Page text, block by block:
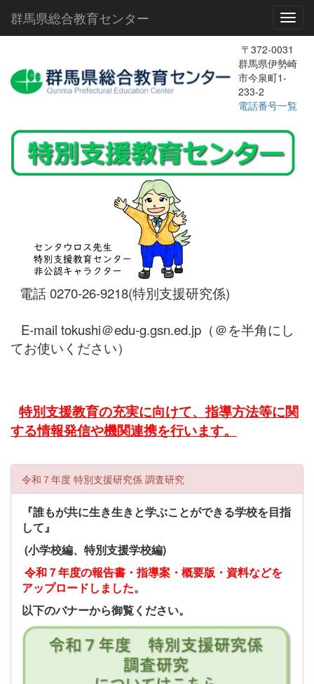
群馬県総合教育センター
〒372-0031
群馬県伊勢崎
市今泉町1-
233-2
電話番号一覧
電話 0270-26-9218(特別支援研究係)
E-mail tokushi＠edu-g.gsn.ed.jp（＠を半角にし
てお使いください）
特別支援教育の充実に向けて、指導方法等に関
する情報発信や機関連携を行います。
令和７年度 特別支援研究係 調査研究
『誰もが共に生き生きと学ぶことができる学校を目指
して』
(小学校編、特別支援学校編)
令和７年度の報告書・指導案・概要版・資料などを
アップロードしました。
以下のバナーから御覧ください。